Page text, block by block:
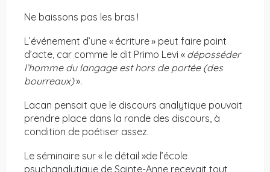
Ne baissons pas les bras !
L’événement d’une « écriture » peut faire point
d’acte, car comme le dit Primo Levi « déposséder
l’homme du langage est hors de portée (des
bourreaux)».
Lacan pensait que le discours analytique pouvait
prendre place dans la ronde des discours, à
condition de poétiser assez.
Le séminaire sur « le détail »de l’école
psychanalytique de Sainte-Anne recevait tout